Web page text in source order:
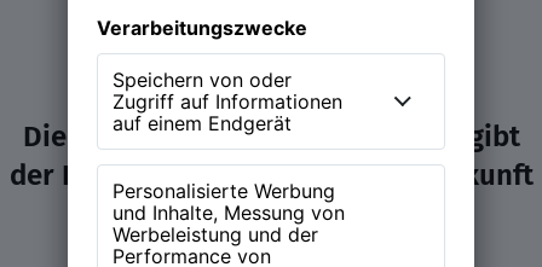
Die NEW WORK Experience (NWX) gibt
der Diskussion über Arbeit und Zukunft
ein Zuhause.